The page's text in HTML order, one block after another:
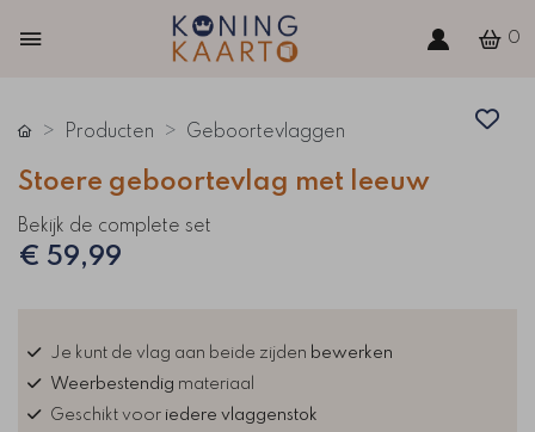
0
Producten Geboortevlaggen
Stoere geboortevlag met leeuw
Bekijk de complete set
€ 59,99
Je kunt de vlag aan beide zijden bewerken
Weerbestendig materiaal
Geschikt voor iedere vlaggenstok